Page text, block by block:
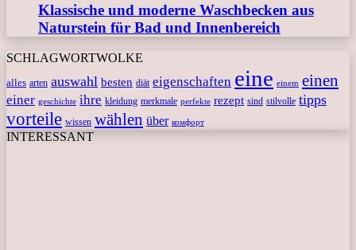
Klassische und moderne Waschbecken aus
Naturstein für Bad und Innenbereich
SCHLAGWORTWOLKE
alles arten auswahl besten diät eigenschaften eine einem einen
einer geschichte ihre kleidung merkmale perfekte rezept sind stilvolle tipps
vorteile wissen wählen über комфорт
INTERESSANT